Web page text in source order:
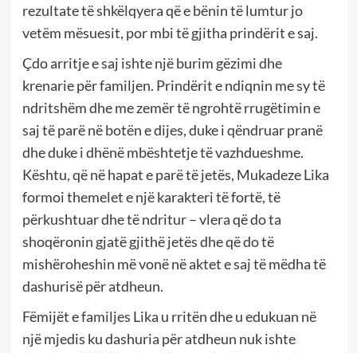
rezultate të shkëlqyera që e bënin të lumtur jo
vetëm mësuesit, por mbi të gjitha prindërit e saj.
Çdo arritje e saj ishte një burim gëzimi dhe
krenarie për familjen. Prindërit e ndiqnin me sy të
ndritshëm dhe me zemër të ngrohtë rrugëtimin e
saj të parë në botën e dijes, duke i qëndruar pranë
dhe duke i dhënë mbështetje të vazhdueshme.
Kështu, që në hapat e parë të jetës, Mukadeze Lika
formoi themelet e një karakteri të fortë, të
përkushtuar dhe të ndritur – vlera që do ta
shoqëronin gjatë gjithë jetës dhe që do të
mishëroheshin më vonë në aktet e saj të mëdha të
dashurisë për atdheun.
Fëmijët e familjes Lika u rritën dhe u edukuan në
një mjedis ku dashuria për atdheun nuk ishte